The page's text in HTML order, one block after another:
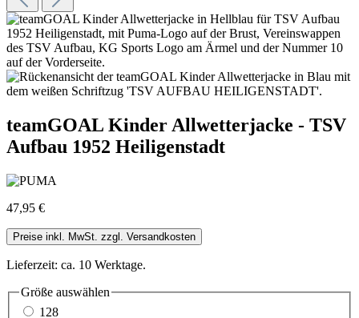
teamGOAL Kinder Allwetterjacke - TSV
Aufbau 1952 Heiligenstadt
47,95 €
Preise inkl. MwSt. zzgl. Versandkosten
Lieferzeit: ca. 10 Werktage.
Größe auswählen
128